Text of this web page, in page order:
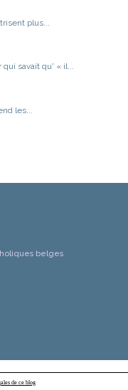
plus...
qui savait qu' « il...
les...
belges
de ce blog